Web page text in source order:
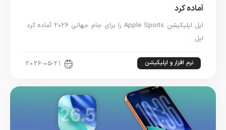
آماده کرد
اپل اپلیکیشن Apple Sports را برای جام جهانی ۲۰۲۶ آماده کرد
اپل…
نرم افزار و اپلیکیشن 2026-05-21